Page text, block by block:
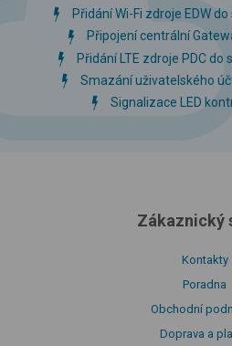
Přidání Wi-Fi zdroje EDW
Připojení centrální
Přidání LTE zdroje PDC
Smazání uživatelského
Signalizace LED
Zákaznický
Kontakty
Poradna
Obchodní
Doprava a